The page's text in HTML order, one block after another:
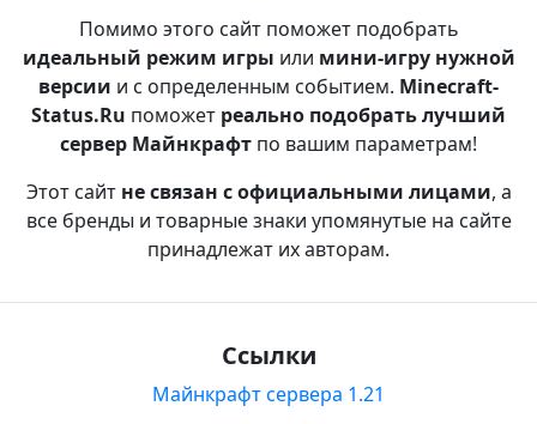
Помимо этого сайт поможет подобрать
идеальный режим игры или мини-игру нужной
версии и с определенным событием. Minecraft-
Status.Ru поможет реально подобрать лучший
сервер Майнкрафт по вашим параметрам!
Этот сайт не связан с официальными лицами, а
все бренды и товарные знаки упомянутые на сайте
принадлежат их авторам.
Ссылки
Майнкрафт сервера 1.21